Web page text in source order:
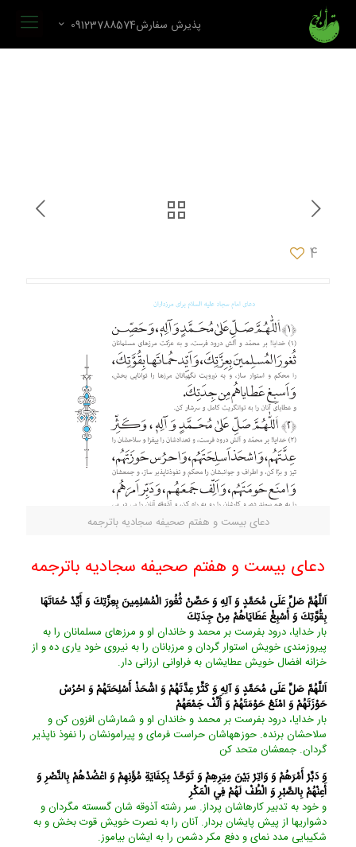
پذیرش سفارش09123788574
4
دعای بیست و هفتم صحیفه سجادیه باترجمه
دعای بیست و هفتم صحیفه سجادیه باترجمه
اَللَّهُمَّ صَلِّ عَلَى مُحَمَّدٍ وَ آلِهِ وَ حَصِّنْ ثُغُورَ الْمُسْلِمِينَ بِعِزَّتِكَ وَ أَيِّدْ حُمَاتَهَا
بِقُوَّتِكَ وَ أَسْبِغْ عَطَايَاهُمْ مِنْ جِدَتِكَ‏
بار خدايا، درود بفرست بر محمد و خاندان او و مرزهاى مسلمانان را به
پيروزمندى خويش استوار گردان و مرزبانان را به نيروى خود يارى ده و از
خزانه افضال خويش عطايشان به فراوانى ارزانى دار.
اَللَّهُمَّ صَلِّ عَلَى مُحَمَّدٍ وَ آلِهِ وَ كَثِّرْ عِدَّتَهُمْ وَ اشْحَذْ أَسْلِحَتَهُمْ وَ احْرُسْ
حَوْزَتَهُمْ وَ امْنَعْ حَوْمَتَهُمْ وَ أَلِّفْ جَمْعَهُمْ‏
بار خدايا، درود بفرست بر محمد و خاندان او و شمارشان افزون كن و
سلاحشان برنده. حوزه‏هاشان حراست فرماى و پيرامونشان را نفوذ ناپذير
گردان. جمعشان متحد كن‏
وَ دَبِّرْ أَمْرَهُمْ وَ وَاتِرْ بَيْنَ مِيَرِهِمْ وَ تَوَحَّدْ بِكِفَايَةِ مُؤَنِهِمْ وَ اعْضُدْهُمْ بِالنَّصْرِ وَ
أَعِنْهُمْ بِالصَّبْرِ وَ الْطُفْ لَهُمْ فِي الْمَكْرِ
و خود به تدبير كارهاشان پرداز. سر رشته آذوقه ‏شان گسسته مگردان و
دشواريها از پيش پايشان بردار. آنان را به نصرت خويش قوت بخش و به
شكيبايى مدد نماى و دفع مكر دشمن را به ايشان بياموز.